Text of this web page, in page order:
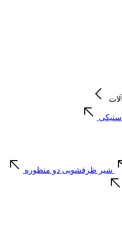
شیر ظرفشویی دو منظوره